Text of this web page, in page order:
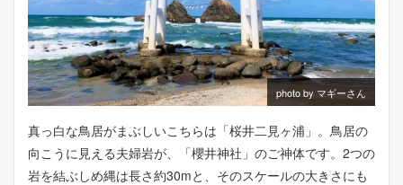
photo by マギーさん
真っ白な鳥居がまぶしいこちらは「桜井二見ヶ浦」。鳥居の
向こうに見える夫婦岩が、「櫻井神社」のご神体です。2つの
岩を結ぶしめ縄は長さ約30mと、そのスケールの大きさにも